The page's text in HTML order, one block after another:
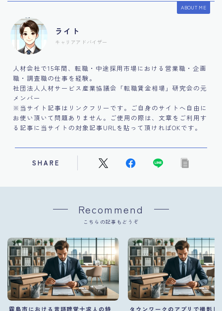
ABOUT ME
ライト
キャリアアドバイザー
人材会社で15年間、転職・中途採用市場における営業職・企画
職・調査職の仕事を経験。
社団法人人材サービス産業協議会「転職賃金相場」研究会の元
メンバー
※当サイト記事はリンクフリーです。ご自身のサイトへ自由に
お使い頂いて問題ありません。ご使用の際は、文章をご利用す
る記事に当サイトの対象記事URLを貼って頂ければOKです。
SHARE
Recommend
こちらの記事もどうぞ
霧島市における言語聴覚士求人の特 タウンワークのアプリで撮影し